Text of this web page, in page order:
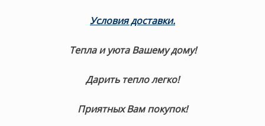
Условия доставки.
Тепла и уюта Вашему дому!
Дарить тепло легко!
Приятных Вам покупок!